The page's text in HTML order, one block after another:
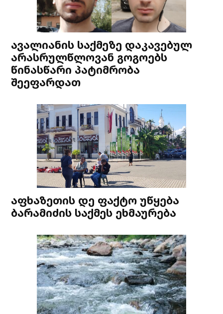
ავალიანის საქმეზე დაკავებულ
არასრულწლოვან გოგოებს
წინასწარი პატიმრობა
შეეფარდათ
აფხაზეთის დე ფაქტო უწყება
ბარამიძის საქმეს ეხმაურება